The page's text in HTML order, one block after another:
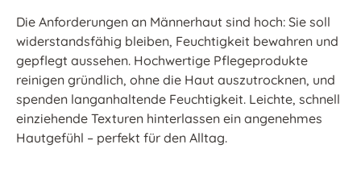
Die Anforderungen an Männerhaut sind hoch: Sie soll
widerstandsfähig bleiben, Feuchtigkeit bewahren und
gepflegt aussehen. Hochwertige Pflegeprodukte
reinigen gründlich, ohne die Haut auszutrocknen, und
spenden langanhaltende Feuchtigkeit. Leichte, schnell
einziehende Texturen hinterlassen ein angenehmes
Hautgefühl – perfekt für den Alltag.